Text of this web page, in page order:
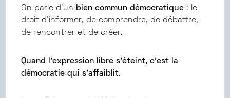
On parle d’un bien commun démocratique : le
droit d’informer, de comprendre, de débattre,
de rencontrer et de créer.
Quand l’expression libre s’éteint, c’est la
démocratie qui s’affaiblit.